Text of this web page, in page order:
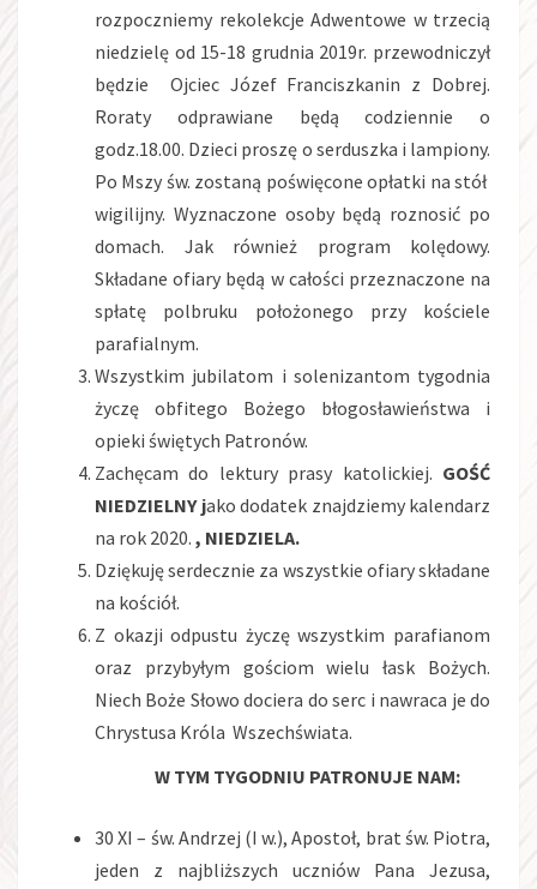
rozpoczniemy rekolekcje Adwentowe w trzecią
niedzielę od 15-18 grudnia 2019r. przewodniczył
będzie Ojciec Józef Franciszkanin z Dobrej.
Roraty odprawiane będą codziennie o
godz.18.00. Dzieci proszę o serduszka i lampiony.
Po Mszy św. zostaną poświęcone opłatki na stół
wigilijny. Wyznaczone osoby będą roznosić po
domach. Jak również program kolędowy.
Składane ofiary będą w całości przeznaczone na
spłatę polbruku położonego przy kościele
parafialnym.
Wszystkim jubilatom i solenizantom tygodnia
życzę obfitego Bożego błogosławieństwa i
opieki świętych Patronów.
Zachęcam do lektury prasy katolickiej. GOŚĆ
NIEDZIELNY jako dodatek znajdziemy kalendarz
na rok 2020. , NIEDZIELA.
Dziękuję serdecznie za wszystkie ofiary składane
na kościół.
Z okazji odpustu życzę wszystkim parafianom
oraz przybyłym gościom wielu łask Bożych.
Niech Boże Słowo dociera do serc i nawraca je do
Chrystusa Króla Wszechświata.
W TYM TYGODNIU PATRONUJE NAM:
30 XI – św. Andrzej (I w.), Apostoł, brat św. Piotra,
jeden z najbliższych uczniów Pana Jezusa,